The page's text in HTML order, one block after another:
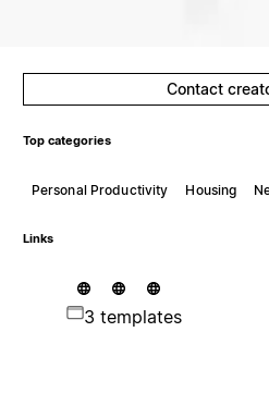
Contact
Top categories
Personal Productivity Housing
Links
3 templates